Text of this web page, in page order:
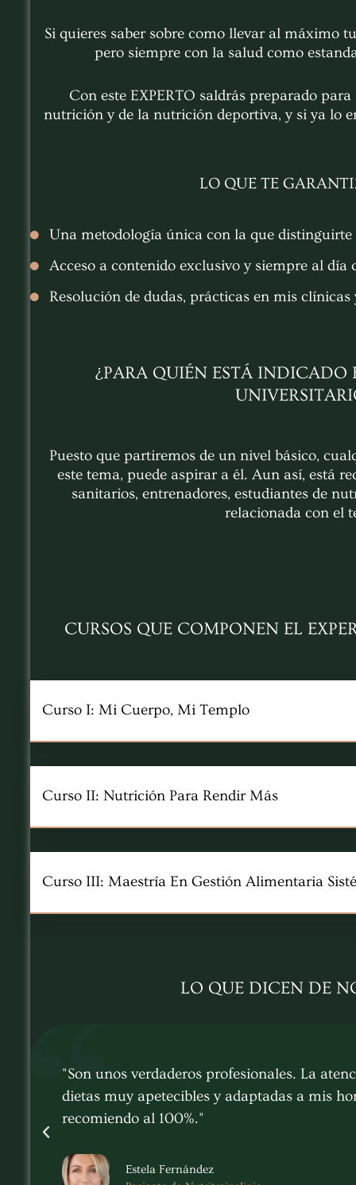
Si quieres saber sobre como llevar al máximo
pero siempre con la salud como
Con este EXPERTO saldrás preparado
nutrición y de la nutrición deportiva, y si ya lo
LO QUE TE
Una metodología única con la que distinguirte
Acceso a contenido exclusivo y siempre al día
Resolución de dudas, prácticas en mis
¿PARA QUIÉN ESTÁ INDICADO
Puesto que partiremos de un nivel básico,
este tema, puede aspirar a él. Aun así, está
sanitarios, entrenadores, estudiantes de
relacionada con el
CURSOS QUE COMPONEN EL
Curso I: Mi Cuerpo, Mi Templo
Curso II: Nutrición Para Rendir Más
Curso III: Maestría En Gestión Alimentaria
LO QUE DICEN DE
"Son unos verdaderos profesionales. La atención es
dietas muy apetecibles y adaptadas a mis horarios y
recomiendo al 100%."
Estela Fernández